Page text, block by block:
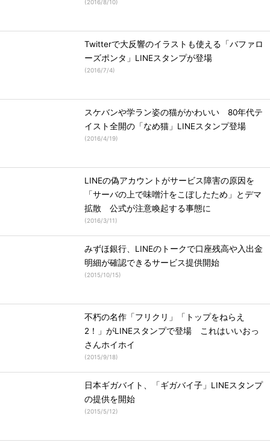
(2016/8/10)
Twitterで大反響のイラストも使える「バファロ
ーズポンタ」LINEスタンプが登場
(2016/7/4)
スケバンや学ラン姿の猫がかわいい 80年代テ
イスト全開の「なめ猫」LINEスタンプ登場
(2016/4/19)
LINEの偽アカウントがサービス障害の原因を
「サーバの上で味噌汁をこぼしたため」とデマ
拡散 公式が注意喚起する事態に
(2016/3/11)
みずほ銀行、LINEのトークで口座残高や入出金
明細が確認できるサービス提供開始
(2015/10/15)
不朽の名作「フリクリ」「トップをねらえ
2！」がLINEスタンプで登場 これはいいおっ
さんホイホイ
(2015/9/18)
日本ギガバイト、「ギガバイ子」LINEスタンプ
の提供を開始
(2015/5/12)